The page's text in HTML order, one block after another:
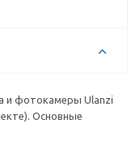
и фотокамеры Ulanzi
Основные